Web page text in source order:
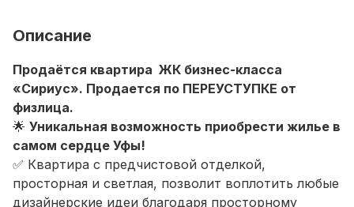
Описание
Продаётся квартира ЖК бизнес-класса
«Сириус». Продается по ПЕРЕУСТУПКЕ от
физлица.
🌟 Уникальная возможность приобрести жилье в
самом сердце Уфы!
✅ Квартира с предчистовой отделкой,
просторная и светлая, позволит воплотить любые
дизайнерские идеи благодаря просторному